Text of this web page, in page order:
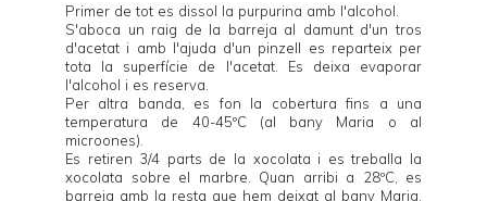
Primer de tot es dissol la purpurina amb l'alcohol.
S'aboca un raig de la barreja al damunt d'un tros
d'acetat i amb l'ajuda d'un pinzell es reparteix per
tota la superfície de l'acetat. Es deixa evaporar
l'alcohol i es reserva.
Per altra banda, es fon la cobertura fins a una
temperatura de 40-45ºC (al bany Maria o al
microones).
Es retiren 3/4 parts de la xocolata i es treballa la
xocolata sobre el marbre. Quan arribi a 28ºC, es
barreja amb la resta que hem deixat al bany Maria,